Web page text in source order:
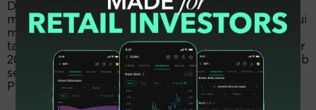
DEWA dalam risalah RUPST Senin (24/6)
mengungkapkan bahwa RUPS menyetujui Menyetujui
mengesahkan Laporan Keuangan Tahunan untuk
tahun buku yang berakhir pada tanggal 31 Desember
2023 serta memberikan pembebasan tanggungjawab
sepenuhnya kepada Dewan Komisaris dan Direksi
Perseroan.